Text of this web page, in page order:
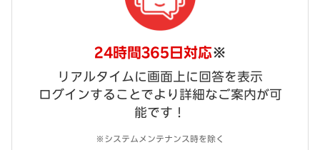
24時間365日対応※
リアルタイムに画面上に回答を表示
ログインすることでより詳細なご案内が可
能です！
※システムメンテナンス時を除く